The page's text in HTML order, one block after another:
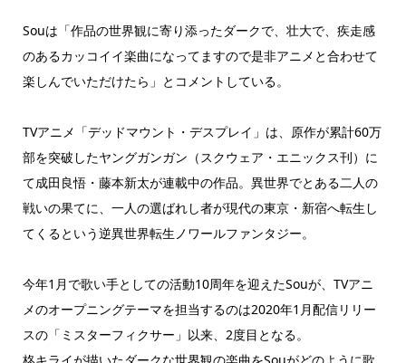
Souは「作品の世界観に寄り添ったダークで、壮大で、疾走感
のあるカッコイイ楽曲になってますので是非アニメと合わせて
楽しんでいただけたら」とコメントしている。
TVアニメ「デッドマウント・デスプレイ」は、原作が累計60万
部を突破したヤングガンガン（スクウェア・エニックス刊）に
て成田良悟・藤本新太が連載中の作品。異世界でとある二人の
戦いの果てに、一人の選ばれし者が現代の東京・新宿へ転生し
てくるという逆異世界転生ノワールファンタジー。
今年1月で歌い手としての活動10周年を迎えたSouが、TVアニ
メのオープニングテーマを担当するのは2020年1月配信リリー
スの「ミスターフィクサー」以来、2度目となる。